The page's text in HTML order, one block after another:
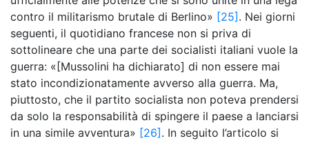
contro il militarismo brutale di Berlino» [25]. Nei giorni
seguenti, il quotidiano francese non si priva di
sottolineare che una parte dei socialisti italiani vuole la
guerra: «[Mussolini ha dichiarato] di non essere mai
stato incondizionatamente avverso alla guerra. Ma,
piuttosto, che il partito socialista non poteva prendersi
da solo la responsabilità di spingere il paese a lanciarsi
in una simile avventura» [26]. In seguito l’articolo si